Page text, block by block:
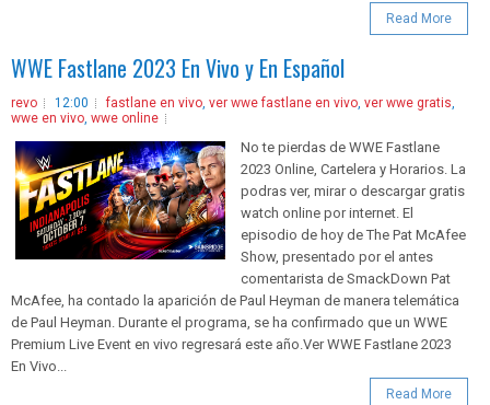
Read More
WWE Fastlane 2023 En Vivo y En Español
revo 12:00 fastlane en vivo, ver wwe fastlane en vivo, ver wwe gratis,
wwe en vivo, wwe online
No te pierdas de WWE Fastlane
2023 Online, Cartelera y Horarios. La
podras ver, mirar o descargar gratis
watch online por internet. El
episodio de hoy de The Pat McAfee
Show, presentado por el antes
comentarista de SmackDown Pat
McAfee, ha contado la aparición de Paul Heyman de manera telemática
de Paul Heyman. Durante el programa, se ha confirmado que un WWE
Premium Live Event en vivo regresará este año.Ver WWE Fastlane 2023
En Vivo...
Read More